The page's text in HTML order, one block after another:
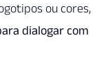
ou cores,
dialogar com